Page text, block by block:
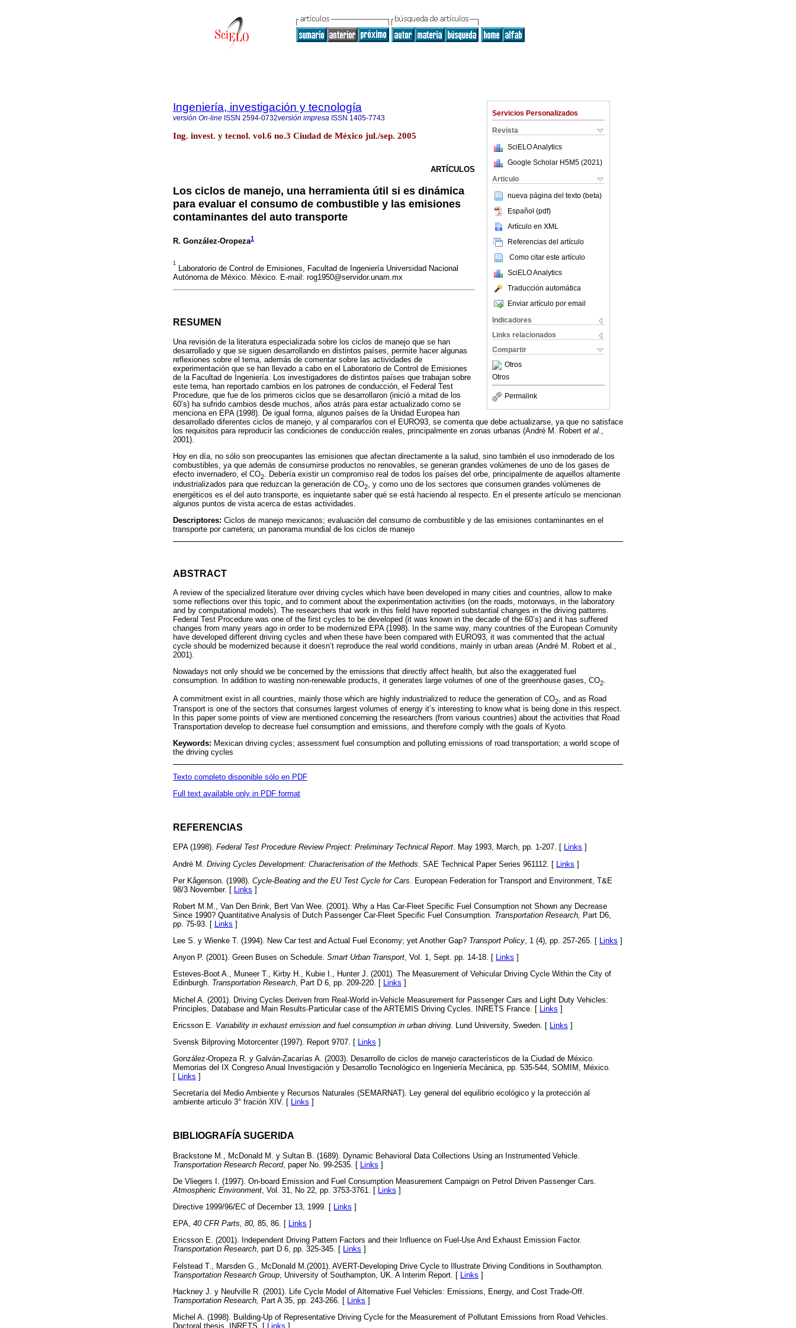
Servicios Personalizados
Revista
SciELO Analytics
Google Scholar H5M5 (2021 )
Articulo
nueva página del texto (beta)
Español (pdf)
Artículo en XML
Referencias del artículo
Como citar este artículo
SciELO Analytics
Traducción automática
Enviar artículo por email
Indicadores
Links relacionados
Compartir
Otros
Otros
Permalink
Ingeniería, investigación y tecnología
versión On-line ISSN 2594-0732versión impresa ISSN 1405-7743
Ing. invest. y tecnol. vol.6 no.3 Ciudad de México jul./sep. 2005
ARTÍCULOS
Los ciclos de manejo, una herramienta útil si es dinámica
para evaluar el consumo de combustible y las emisiones
contaminantes del auto transporte
R. González-Oropeza1
1
Laboratorio de Control de Emisiones, Facultad de Ingeniería Universidad Nacional
Autónoma de México. México. E-mail: rog1950@servidor.unam.mx
RESUMEN
Una revisión de la literatura especializada sobre los ciclos de manejo que se han
desarrollado y que se siguen desarrollando en distintos países, permite hacer algunas
reflexiones sobre el tema, además de comentar sobre las actividades de
experimentación que se han llevado a cabo en el Laboratorio de Control de Emisiones
de la Facultad de Ingeniería. Los investigadores de distintos países que trabajan sobre
este tema, han reportado cambios en los patrones de conducción, el Federal Test
Procedure, que fue de los primeros ciclos que se desarrollaron (inició a mitad de los
60’s) ha sufrido cambios desde muchos, años atrás para estar actualizado como se
menciona en EPA (1998). De igual forma, algunos países de la Unidad Europea han
desarrollado diferentes ciclos de manejo, y al compararlos con el EURO93, se comenta que debe actualizarse, ya que no satisface
los requisitos para reproducir las condiciones de conducción reales, principalmente en zonas urbanas (André M. Robert et al.,
2001).
Hoy en día, no sólo son preocupantes las emisiones que afectan directamente a la salud, sino también el uso inmoderado de los
combustibles, ya que además de consumirse productos no renovables, se generan grandes volúmenes de uno de los gases de
efecto invernadero, el CO2
. Debería existir un compromiso real de todos los países del orbe, principalmente de aquellos altamente
industrializados para que reduzcan la generación de CO2, y como uno de los sectores que consumen grandes volúmenes de
energéticos es el del auto transporte, es inquietante saber qué se está haciendo al respecto. En el presente artículo se mencionan
algunos puntos de vista acerca de estas actividades.
Descriptores: Ciclos de manejo mexicanos; evaluación del consumo de combustible y de las emisiones contaminantes en el
transporte por carretera; un panorama mundial de los ciclos de manejo
ABSTRACT
A review of the specialized literature over driving cycles which have been developed in many cities and countries, allow to make
some reflections over this topic, and to comment about the experimentation activities (on the roads, motorways, in the laboratory
and by computational models). The researchers that work in this field have reported substantial changes in the driving patterns.
Federal Test Procedure was one of the first cycles to be developed (it was known in the decade of the 60’s) and it has suffered
changes from many years ago in order to be modernized EPA (1998). In the same way, many countries of the European Comunity
have developed different driving cycles and when these have been compared with EURO93, it was commented that the actual
cycle should be modernized because it doesn’t reproduce the real world conditions, mainly in urban areas (André M. Robert et al.,
2001).
Nowadays not only should we be concerned by the emissions that directly affect health, but also the exaggerated fuel
consumption. In addition to wasting non-renewable products, it generates large volumes of one of the greenhouse gases, CO2.
A commitment exist in all countries, mainly those which are highly industrialized to reduce the generation of CO2
, and as Road
Transport is one of the sectors that consumes largest volumes of energy it’s interesting to know what is being done in this respect.
In this paper some points of view are mentioned concerning the researchers (from various countries) about the activities that Road
Transportation develop to decrease fuel consumption and emissions, and therefore comply with the goals of Kyoto.
Keywords: Mexican driving cycles; assessment fuel consumption and polluting emissions of road transportation; a world scope of
the driving cycles
Texto completo disponible sólo en PDF
Full text available only in PDF format
REFERENCIAS
EPA (1998). Federal Test Procedure Review Project: Preliminary Technical Report. May 1993, March, pp. 1-207. [ Links ]
André M. Driving Cycles Development: Characterisation of the Methods . SAE Technical Paper Series 961112. [ Links ]
Per Kågenson. (1998). Cycle-Beating and the EU Test Cycle for Cars . European Federation for Transport and Environment, T&E
98/3 November. [ Links ]
Robert M.M., Van Den Brink, Bert Van Wee. (2001). Why a Has Car-Fleet Specific Fuel Consumption not Shown any Decrease
Since 1990? Quantitative Analysis of Dutch Passenger Car-Fleet Specific Fuel Consumption. Transportation Research,
Part D6,
pp. 75-93. [
Links ]
Lee S. y Wienke T. (1994). New Car test and Actual Fuel Economy; yet Another Gap? Transport Policy, 1 (4), pp. 257-265. [ Links ]
Anyon P. (2001). Green Buses on Schedule. Smart Urban Transport, Vol. 1, Sept. pp. 14-18. [ Links ]
Esteves-Boot A., Muneer T., Kirby H., Kubie I., Hunter J. (2001). The Measurement of Vehicular Driving Cycle Within the City of
Edinburgh. Transportation Research, Part D 6, pp. 209-220. [ Links ]
Michel A. (2001). Driving Cycles Deriven from Real-World in-Vehicle Measurement for Passenger Cars and Light Duty Vehicles:
Principles, Database and Main Results-Particular case of the ARTEMIS Driving Cycles. INRETS France. [ Links ]
Ericsson E. Variability in exhaust emission and fuel consumption in urban driving . Lund University, Sweden. [ Links ]
Svensk Bilproving Motorcenter (1997). Report 9707. [ Links ]
González-Oropeza R. y Galván-Zacarías A. (2003). Desarrollo de ciclos de manejo característicos de la Ciudad de México.
Memorias del IX Congreso Anual Investigación y Desarrollo Tecnológico en Ingeniería Mecánica, pp. 535-544, SOMIM, México.
[ Links ]
Secretaría del Medio Ambiente y Recursos Naturales (SEMARNAT). Ley general del equilibrio ecológico y la protección al
ambiente articulo 3° fración XIV. [ Links ]
BIBLIOGRAFÍA SUGERIDA
Brackstone M., McDonald M. y Sultan B. (1689). Dynamic Behavioral Data Collections Using an Instrumented Vehicle.
Transportation Research Record, paper No. 99-2535. [ Links ]
De Vliegers I. (1997). On-board Emission and Fuel Consumption Measurement Campaign on Petrol Driven Passenger Cars.
Atmospheric Environment , Vol. 31, No 22, pp. 3753-3761. [ Links ]
Directive 1999/96/EC of December 13, 1999. [ Links ]
EPA, 40 CFR Parts, 80, 85, 86. [ Links ]
Ericsson E. (2001). Independent Driving Pattern Factors and their Influence on Fuel-Use And Exhaust Emission Factor.
Transportation Research, part D 6, pp. 325-345. [ Links ]
Felstead T., Marsden G., McDonald M.(2001). AVERT-Developing Drive Cycle to Illustrate Driving Conditions in Southampton.
Transportation Research Group , University of Southampton, UK. A Interim Report. [ Links ]
Hackney J. y Neufville R. (2001). Life Cycle Model of Alternative Fuel Vehicles: Emissions, Energy, and Cost Trade-Off.
Transportation Research,
Part A 35, pp. 243-266. [ Links ]
Michel A. (1998). Building-Up of Representative Driving Cycle for the Measurement of Pollutant Emissions from Road Vehicles.
Doctoral thesis, INRETS. [
Links ]